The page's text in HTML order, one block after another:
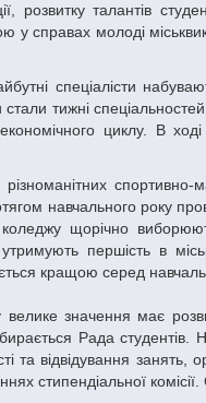
розвитку талантів
у справах молоді
спеціалісти
стали тижні
циклу. В ході
навчального року
щорічно
утримують першість в
кращою серед
велике значення має
Рада студентів.
та відвідування занять,
стипендіальної